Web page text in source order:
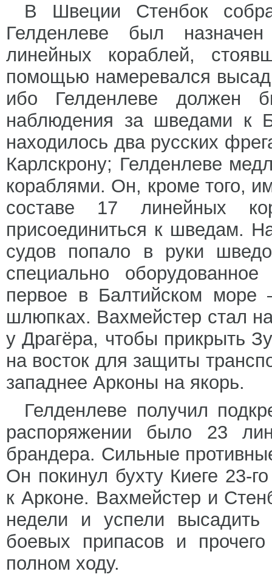
В Швеции Стенбок
Гелденлеве был
линейных кораблей,
помощью намеревался
ибо Гелденлеве должен
наблюдения за шведами к
находилось два русских
Карлскрону; Гелденлеве
кораблями. Он, кроме того,
составе 17 линейных
присоединиться к шведам.
судов попало в руки
специально
первое в Балтийском море
шлюпках. Вахмейстер стал
у Драгёра, чтобы прикрыть
на восток для защиты
западнее Арконы на якорь.
Гелденлеве получил
распоряжении было 23
брандера. Сильные
Он покинул бухту Киеге 23-
к Арконе. Вахмейстер и
недели и успели высадить
боевых припасов и
полном ходу.